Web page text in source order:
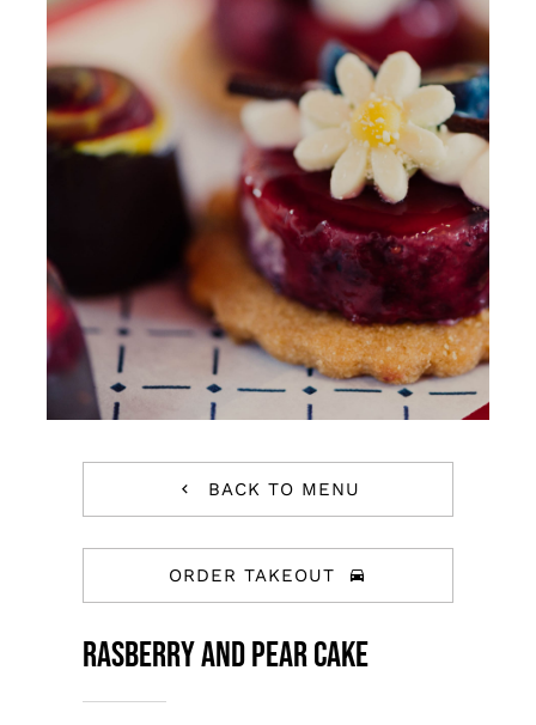
Contact Us
BACK TO MENU
ORDER TAKEOUT
Rasberry And Pear Cake